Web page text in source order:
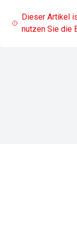
Dieser Artikel
nutzen Sie die